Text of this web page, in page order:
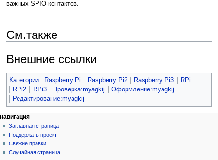
важных SPIO-контактов.
См.также
Внешние ссылки
Категории: Raspberry Pi Raspberry Pi2 Raspberry Pi3
RPi
RPi2
RPi3 Проверка:myagkij
Оформление:myagkij
Редактирование:myagkij
навигация
Заглавная страница
Поддержать проект
Свежие правки
Случайная страница